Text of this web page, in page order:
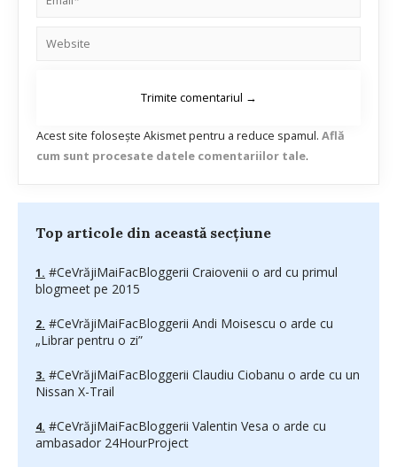
Acest site folosește Akismet pentru a reduce spamul. Află
cum sunt procesate datele comentariilor tale.
Top articole din această secțiune
#CeVrăjiMaiFacBloggerii Craiovenii o ard cu primul
blogmeet pe 2015
#CeVrăjiMaiFacBloggerii Andi Moisescu o arde cu
„Librar pentru o zi”
#CeVrăjiMaiFacBloggerii Claudiu Ciobanu o arde cu un
Nissan X-Trail
#CeVrăjiMaiFacBloggerii Valentin Vesa o arde cu
ambasador 24HourProject